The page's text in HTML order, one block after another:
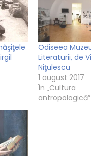
Odiseea
Literaturii, de
Niţulescu
1 august 2017
În „Cultura
antropologică”